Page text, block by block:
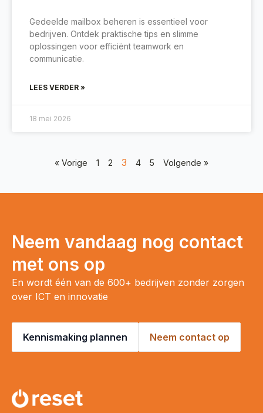
Gedeelde mailbox beheren is essentieel voor
bedrijven. Ontdek praktische tips en slimme
oplossingen voor efficiënt teamwork en
communicatie.
LEES VERDER »
18 mei 2026
« Vorige 1 2 3 4 5 Volgende »
Neem vandaag nog contact
met ons op
En wordt één van de 600+ bedrijven zonder zorgen
over ICT en innovatie
Kennismaking plannen Neem contact op